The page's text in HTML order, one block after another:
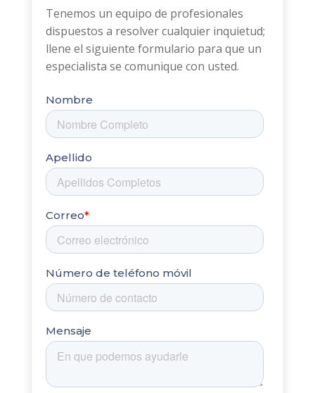
Tenemos un equipo de profesionales
dispuestos a resolver cualquier inquietud;
llene el siguiente formulario para que un
especialista se comunique con usted.